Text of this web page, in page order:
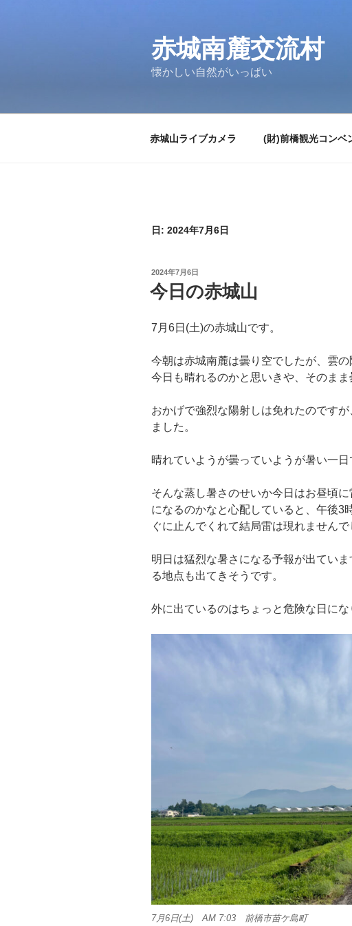
赤城南麓交流村
懐かしい自然がいっぱい
赤城山ライブカメラ (財)前橋観光コンベ
日: 2024年7月6日
投
稿
日:
2024年7月6日
今日の赤城山
7月6日(土)の赤城山です。
今朝は赤城南麓は曇り空でしたが、雲
今日も晴れるのかと思いきや、そのまま
おかげで強烈な陽射しは免れたのです
ました。
晴れていようが曇っていようが暑い一日
そんな蒸し暑さのせいか今日はお昼頃
になるのかなと心配していると、午後3
ぐに止んでくれて結局雷は現れません
明日は猛烈な暑さになる予報が出てい
る地点も出てきそうです。
外に出ているのはちょっと危険な日にな
7月6日(土) AM 7:03 前橋市苗ケ島町